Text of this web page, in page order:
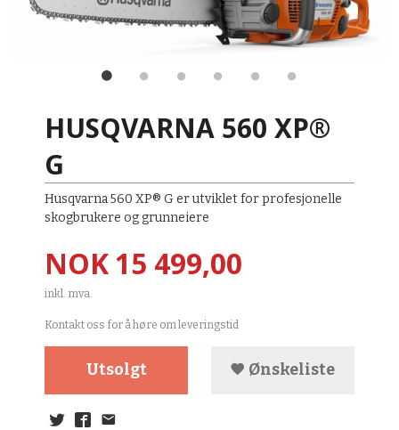
HUSQVARNA 560 XP®
G
Husqvarna 560 XP® G er utviklet for profesjonelle
skogbrukere og grunneiere
Pris
NOK15 499,00
inkl. mva.
Kontakt oss for å høre om leveringstid
Utsolgt Ønskeliste